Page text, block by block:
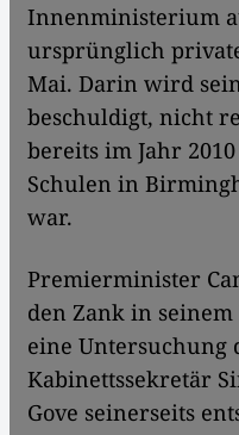
Innenministerium
ursprünglich
Mai. Darin wird
beschuldigt, nicht
bereits im Jahr
Schulen in
war.
Premierminister
den Zank in
eine Untersuchung
Kabinettssekretär
Gove seinerseits